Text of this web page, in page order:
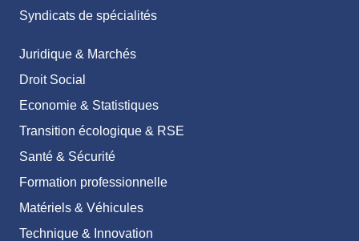
Syndicats de spécialités
Juridique & Marchés
Droit Social
Economie & Statistiques
Transition écologique & RSE
Santé & Sécurité
Formation professionnelle
Matériels & Véhicules
Technique & Innovation